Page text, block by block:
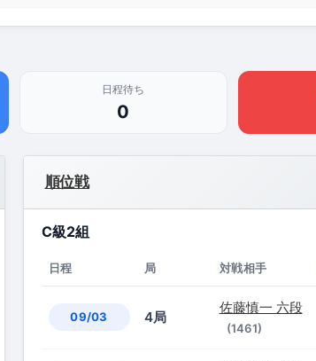
日程待ち
0
順位戦
C級2組
日程 局 対戦相手
09/03 4局
佐藤慎一 六段
(1461)